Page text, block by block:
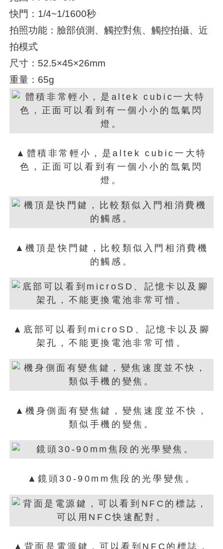
快門：1/4~1/1600秒
拍照功能：臉部偵測、觸控對焦、觸控拍攝、近
拍模式
尺寸：52.5×45×26mm
重量：65g
▲體積非常輕小，是altek cubic一大特
色，正面可以看到有一個小小的氙氣閃
燈。
▲機頂是快門鍵，比較類似入門相消費機
的觸感。
▲底部可以看到microSD、記憶卡以及腳
架孔，不能更換電池非常可惜。
▲機身側面有變焦鍵，變焦速度並不快，
類似手機的變焦。
▲鏡頭30-90mm焦段的光學變焦。
▲背面是電源鍵，可以看到NFC的標誌，